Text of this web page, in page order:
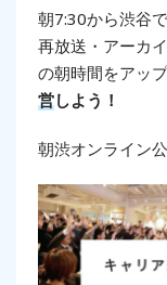
朝7:30から渋谷
再放送・アーカ
の朝時間をアップ
営しよう！
朝渋オンライン